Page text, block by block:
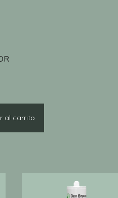
al carrito